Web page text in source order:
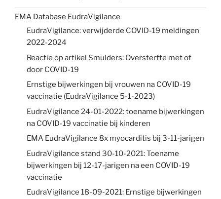
EMA Database EudraVigilance
EudraVigilance: verwijderde COVID-19 meldingen
2022-2024
Reactie op artikel Smulders: Oversterfte met of
door COVID-19
Ernstige bijwerkingen bij vrouwen na COVID-19
vaccinatie (EudraVigilance 5-1-2023)
EudraVigilance 24-01-2022: toename bijwerkingen
na COVID-19 vaccinatie bij kinderen
EMA EudraVigilance 8x myocarditis bij 3-11-jarigen
EudraVigilance stand 30-10-2021: Toename
bijwerkingen bij 12-17-jarigen na een COVID-19
vaccinatie
EudraVigilance 18-09-2021: Ernstige bijwerkingen